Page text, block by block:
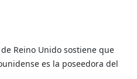
Reino Unido sostiene que
es la poseedora del